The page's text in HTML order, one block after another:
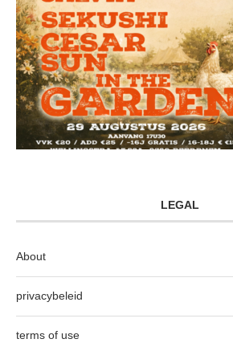
LEGAL
About
privacybeleid
terms of use